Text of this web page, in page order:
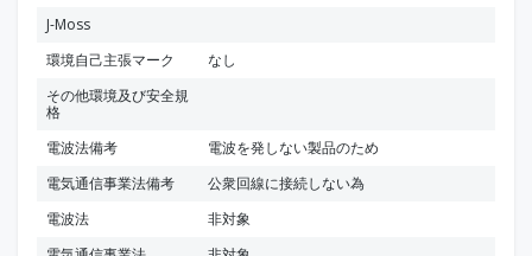
J-Moss
環境自己主張マーク
なし
その他環境及び安全規
格
電波法備考
電波を発しない製品のため
電気通信事業法備考
公衆回線に接続しない為
電波法
非対象